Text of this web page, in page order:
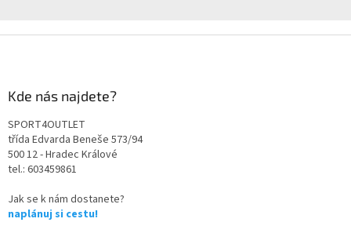
Kde nás najdete?
SPORT4OUTLET
třída Edvarda Beneše 573/94
500 12 - Hradec Králové
tel.: 603459861
Jak se k nám dostanete?
naplánuj si cestu!